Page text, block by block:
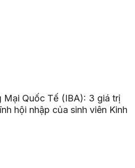
Mại Quốc Tế (IBA): 3 giá trị
hội nhập của sinh viên Kinh